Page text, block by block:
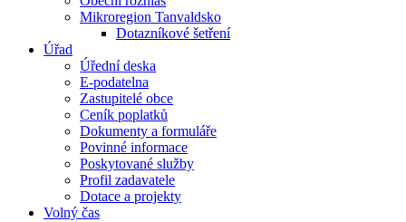
Mikroregion Tanvaldsko
Dotazníkové šetření
Úřad
Úřední deska
E-podatelna
Zastupitelé obce
Ceník poplatků
Dokumenty a formuláře
Povinné informace
Poskytované služby
Profil zadavatele
Dotace a projekty
Volný čas